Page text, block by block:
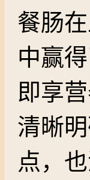
餐肠
中赢
即享
清晰
点，